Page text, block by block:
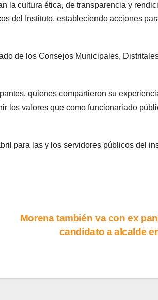
la cultura ética, de transparencia y
del Instituto, estableciendo acciones
de los Consejos Municipales,
quienes compartieron su
los valores que como funcionariado
para las y los servidores públicos del
Morena también va con ex
candidato a alcalde